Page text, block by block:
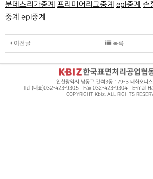
분데스리가중계 프리미어리그중계 epl중계 손
중계 epl중계
이전글 목록
인천광역시 남동구 간석3동 179-3 태화오피
Tel (대표)032-423-9305 | Fax 032-423-9304 | E-mail
COPYRIGHT Kbiz. ALL RIGHTS